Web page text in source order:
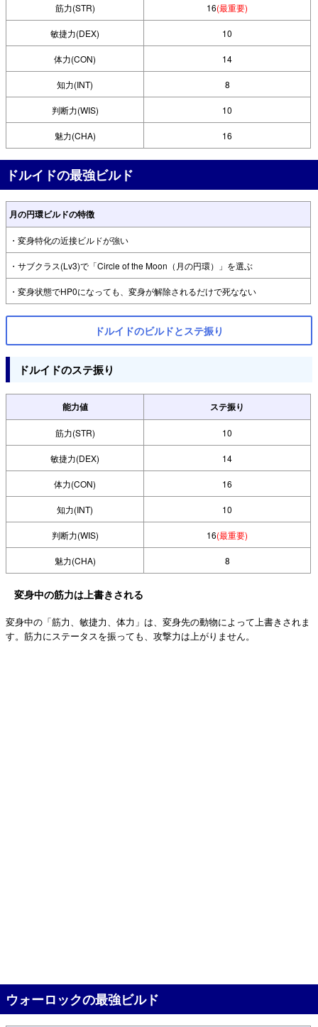
筋力(STR) 16(最重要)
敏捷力(DEX) 10
体力(CON) 14
知力(INT) 8
判断力(WIS) 10
魅力(CHA) 16
ドルイドの最強ビルド
月の円環ビルドの特徴
・変身特化の近接ビルドが強い
・サブクラス(Lv3)で「Circle of the Moon（月の円環）」を選ぶ
・変身状態でHP0になっても、変身が解除されるだけで死なない
ドルイドのビルドとステ振り
ドルイドのステ振り
能力値 ステ振り
筋力(STR) 10
敏捷力(DEX) 14
体力(CON) 16
知力(INT) 10
判断力(WIS) 16(最重要)
魅力(CHA) 8
変身中の筋力は上書きされる
変身中の「筋力、敏捷力、体力」は、変身先の動物によって上書きされま
す。筋力にステータスを振っても、攻撃力は上がりません。
ウォーロックの最強ビルド